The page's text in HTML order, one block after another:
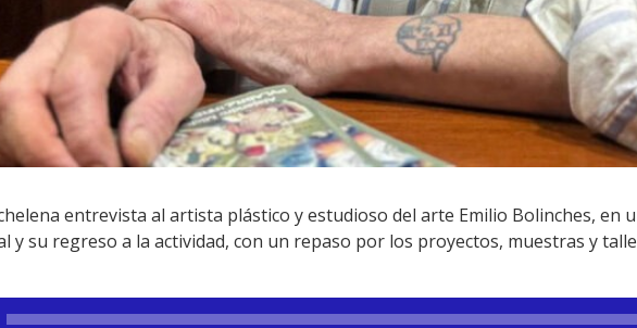
entrevista al artista plástico y estudioso del arte Emilio Bolinches, en
y su regreso a la actividad, con un repaso por los proyectos, muestras y